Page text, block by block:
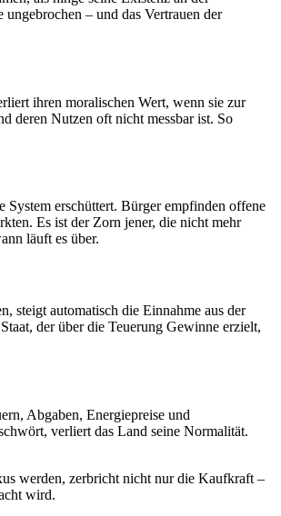
– und das Vertrauen der
ihren moralischen Wert, wenn sie zur
deren Nutzen oft nicht messbar ist. So
erschüttert. Bürger empfinden offene
Es ist der Zorn jener, die nicht mehr
läuft es über.
steigt automatisch die Einnahme aus der
der über die Teuerung Gewinne erzielt,
Abgaben, Energiepreise und
verliert das Land seine Normalität.
werden, zerbricht nicht nur die Kaufkraft –
wird.